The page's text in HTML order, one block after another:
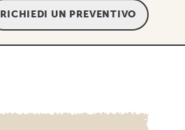
RICHIEDI UN PREVENTIVO